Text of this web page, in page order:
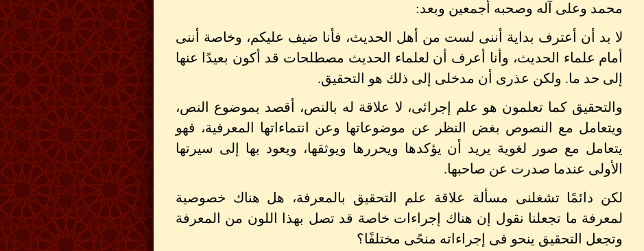
محمد وعلى آله وصحبه أجمعين وبعد:
لا بد أن أعترف بداية أننى لست من أهل الحديث، فأنا ضيف عليكم، وخاصة أننى
أمام علماء الحديث، وأنا أعرف أن لعلماء الحديث مصطلحات قد أكون بعيدًا عنها
إلى حد ما. ولكن عذرى أن مدخلى إلى ذلك هو التحقيق.
والتحقيق كما تعلمون هو علم إجرائى، لا علاقة له بالنص، أقصد بموضوع النص،
ويتعامل مع النصوص بغض النظر عن موضوعاتها وعن انتماءاتها المعرفية، فهو
يتعامل مع صور لغوية يريد أن يؤكدها ويحررها ويوثقها، ويعود بها إلى سيرتها
الأولى عندما صدرت عن صاحبها.
لكن دائمًا تشغلنى مسألة علاقة علم التحقيق بالمعرفة، هل هناك خصوصية
لمعرفة ما تجعلنا نقول إن هناك إجراءات خاصة قد تصل بهذا اللون من المعرفة
وتجعل التحقيق ينحو فى إجراءاته منحًى مختلفًا؟